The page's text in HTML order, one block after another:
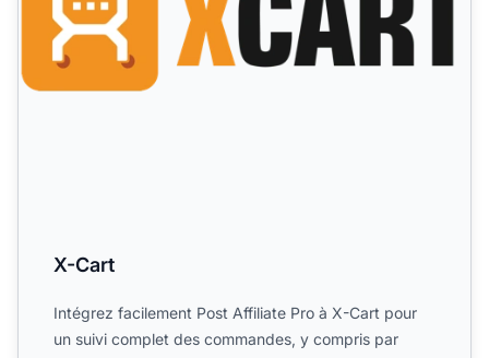
X-Cart
Intégrez facilement Post Affiliate Pro à X-Cart pour
un suivi complet des commandes, y compris par